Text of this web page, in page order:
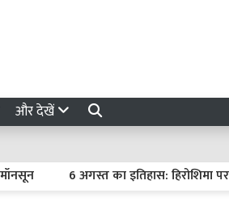
और देखें
6 अगस्त का इतिहास: हिरोशिमा पर